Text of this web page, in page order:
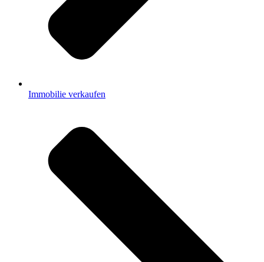
Immobilie verkaufen